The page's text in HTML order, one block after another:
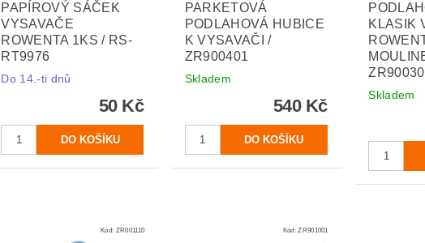
PAPÍROVÝ SÁČEK
VYSAVAČE
ROWENTA 1KS / RS-
RT9976
Do 14.-ti dnů
50 Kč
PARKETOVÁ
PODLAHOVÁ HUBICE
K VYSAVAČI /
ZR900401
Skladem
540 Kč
KLASIK
Skladem
Kód: ZR001110 Kód:ZR901001